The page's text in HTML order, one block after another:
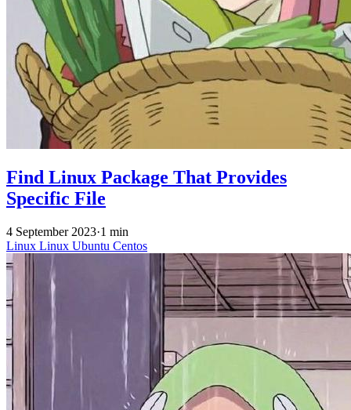
Find Linux Package That Provides
Specific File
4 September 2023·1 min
Linux Linux Ubuntu Centos